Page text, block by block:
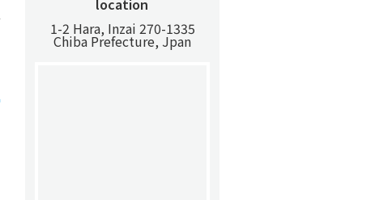
location
1-2 Hara, Inzai 270-1335
Chiba Prefecture, Jpan